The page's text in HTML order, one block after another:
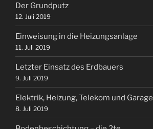
Der Grundputz
12. Juli 2019
Einweisung in die Heizungsanlage
11. Juli 2019
Letzter Einsatz des Erdbauers
9. Juli 2019
Elektrik, Heizung, Telekom und Garage
8. Juli 2019